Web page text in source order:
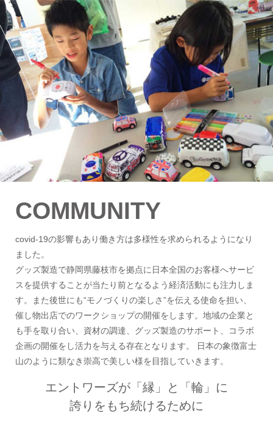
COMMUNITY
covid-19の影響もあり働き方は多様性を求められるようになり
ました。
グッズ製造で静岡県藤枝市を拠点に日本全国のお客様へサービ
スを提供することが当たり前となるよう経済活動にも注力しま
す。また後世にも“モノづくりの楽しさ”を伝える使命を担い、
催し物出店でのワークショップの開催をします。地域の企業と
も手を取り合い、資材の調達、グッズ製造のサポート、コラボ
企画の開催をし活力を与える存在となります。 日本の象徴富士
山のように類なき崇高で美しい様を目指していきます。
エントワーズが「縁」と「輪」に
誇りをもち続けるために